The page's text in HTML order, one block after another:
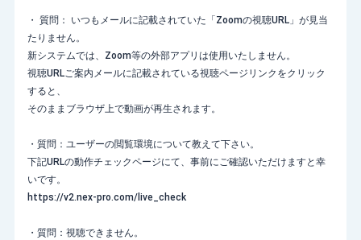
・ 質問： いつもメールに記載されていた「Zoomの視聴URL」が見当
たりません。
新システムでは、Zoom等の外部アプリは使用いたしません。
視聴URLご案内メールに記載されている視聴ページリンクをクリック
すると、
そのままブラウザ上で動画が再生されます。
・質問：ユーザーの閲覧環境について教えて下さい。
下記URLの動作チェックページにて、事前にご確認いただけますと幸
いです。
https://v2.nex-pro.com/live_check
・質問：視聴できません。